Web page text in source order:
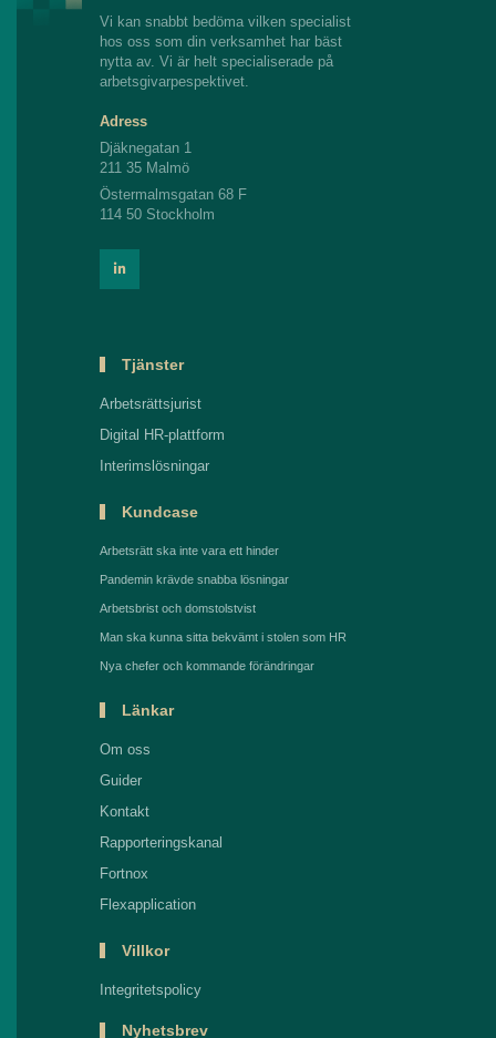
Vi kan snabbt bedöma vilken specialist
hos oss som din verksamhet har bäst
nytta av. Vi är helt specialiserade på
arbetsgivarpespektivet.
Adress
Djäknegatan 1
211 35 Malmö
Östermalmsgatan 68 F
114 50 Stockholm
Tjänster
Arbetsrättsjurist
Digital HR-plattform
Interimslösningar
Kundcase
Arbetsrätt ska inte vara ett hinder
Pandemin krävde snabba lösningar
Arbetsbrist och domstolstvist
Man ska kunna sitta bekvämt i stolen som HR
Nya chefer och kommande förändringar
Länkar
Om oss
Guider
Kontakt
Rapporteringskanal
Fortnox
Flexapplication
Villkor
Integritetspolicy
Nyhetsbrev